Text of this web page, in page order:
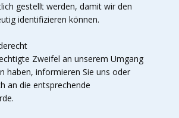
gestellt werden, damit wir den
identifizieren können.
Zweifel an unserem Umgang
haben, informieren Sie uns oder
an die entsprechende